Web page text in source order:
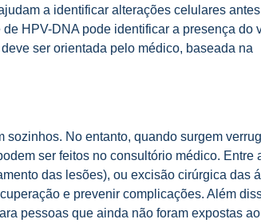
a identificar alterações celulares
HPV-DNA pode identificar a presença do
ser orientada pelo médico, baseada na
sozinhos. No entanto, quando surgem
ser feitos no consultório médico. Entre
das lesões), ou excisão cirúrgica das
e prevenir complicações. Além
pessoas que ainda não foram expostas ao